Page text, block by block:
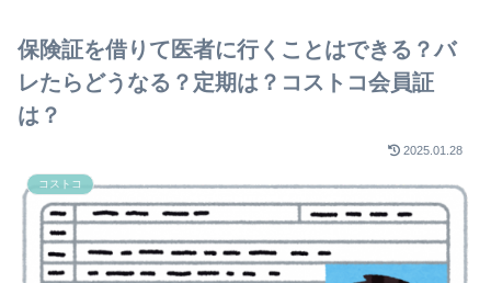
保険証を借りて医者に行くことはできる？バ
レたらどうなる？定期は？コストコ会員証
は？
2025.01.28
コストコ